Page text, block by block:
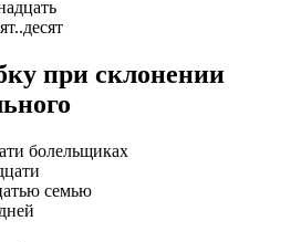
при склонении
болельщиках
семью